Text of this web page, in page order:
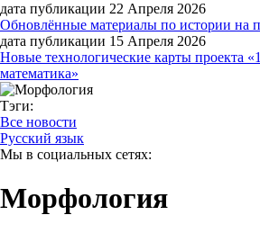
дата публикации 22 Апреля 2026
Обновлённые материалы по истории на
дата публикации 15 Апреля 2026
Новые технологические карты проекта
математика»
Тэги:
Все новости
Русский язык
Мы в социальных сетях:
Морфология